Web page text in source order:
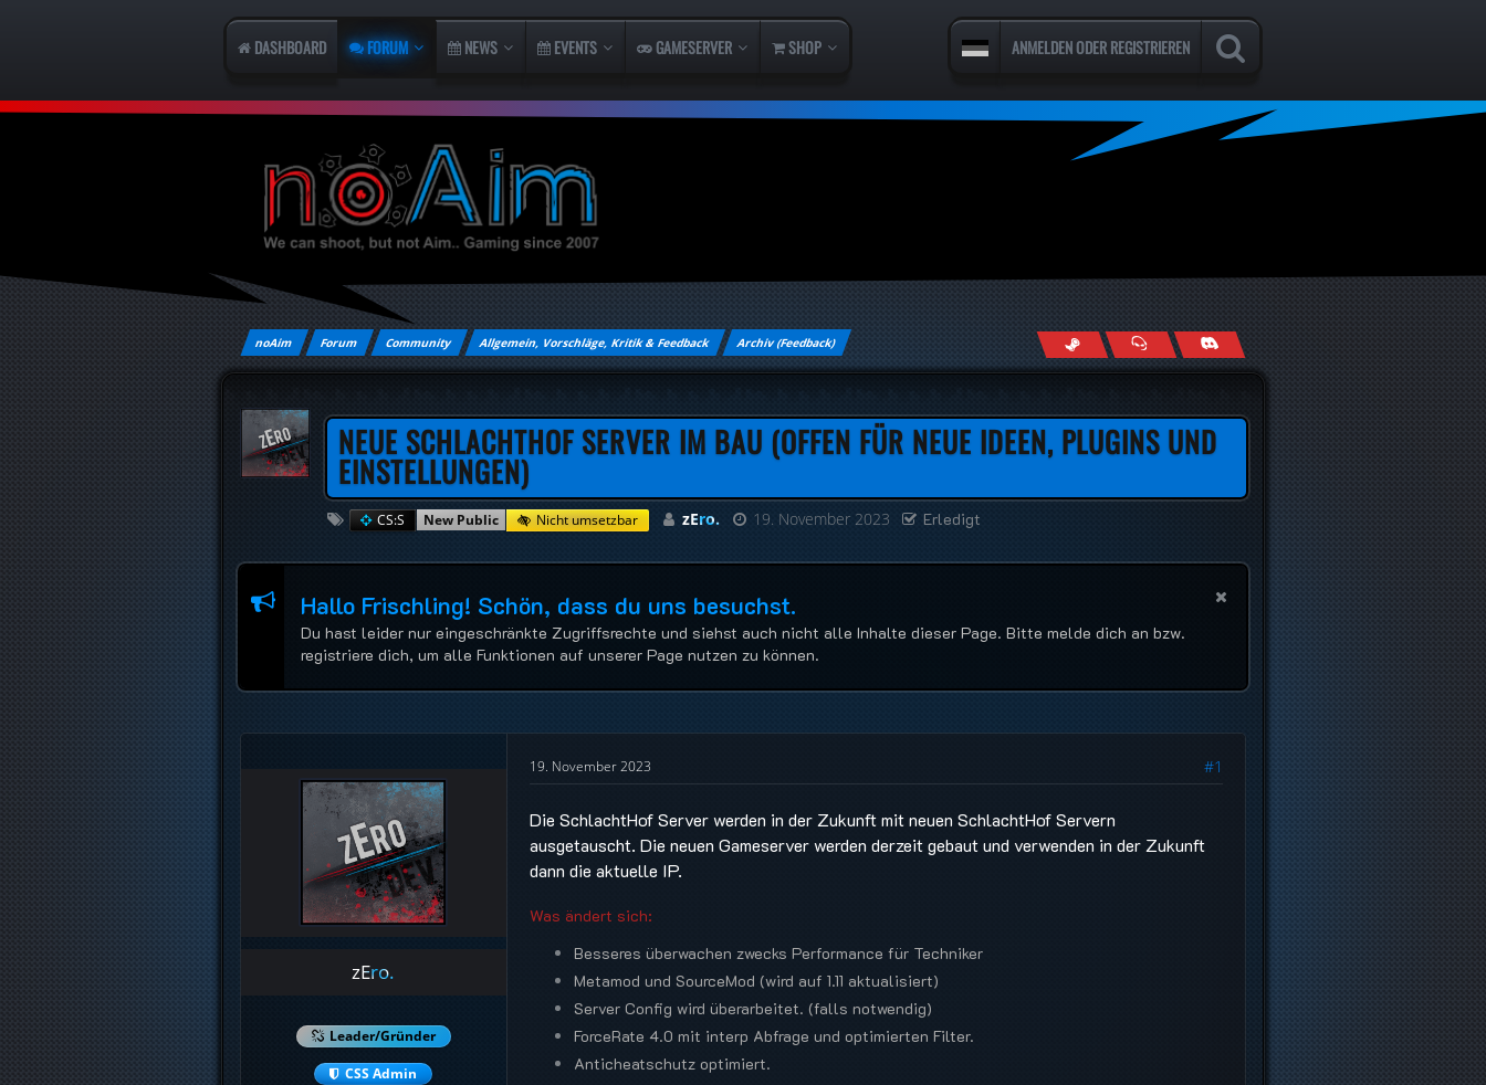
DASHBOARD FORUM NEWS EVENTS GAMESERVER SHOP ANMELDEN ODER REGISTRIEREN
noAim Forum Community Allgemein, Vorschläge, Kritik & Feedback Archiv (Feedback)
NEUE SCHLACHTHOF SERVER IM BAU (OFFEN FÜR NEUE IDEEN, PLUGINS UND
EINSTELLUNGEN)
CS:S New Public Nicht umsetzbar zEro. 19. November 2023 Erledigt
Hallo Frischling! Schön, dass du uns besuchst.
Du hast leider nur eingeschränkte Zugriffsrechte und siehst auch nicht alle Inhalte dieser Page. Bitte melde dich an bzw.
registriere dich, um alle Funktionen auf unserer Page nutzen zu können.
zEro.
Leader/Gründer
CSS Admin
19. November 2023 #1
Die SchlachtHof Server werden in der Zukunft mit neuen SchlachtHof Servern
ausgetauscht. Die neuen Gameserver werden derzeit gebaut und verwenden in der Zukunft
dann die aktuelle IP.
Was ändert sich:
Besseres überwachen zwecks Performance für Techniker
Metamod und SourceMod (wird auf 1.11 aktualisiert)
Server Config wird überarbeitet. (falls notwendig)
ForceRate 4.0 mit interp Abfrage und optimierten Filter.
Anticheatschutz optimiert.